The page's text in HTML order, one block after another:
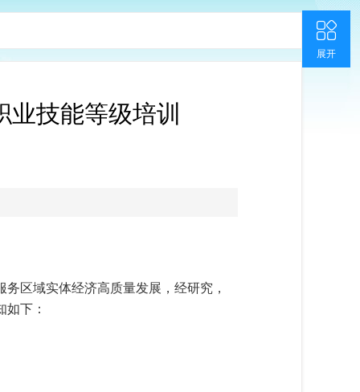
业技能等级培训
区域实体经济高质量发展，经研究，
下：
联系我们
官方微博
返回顶部
收起
展开